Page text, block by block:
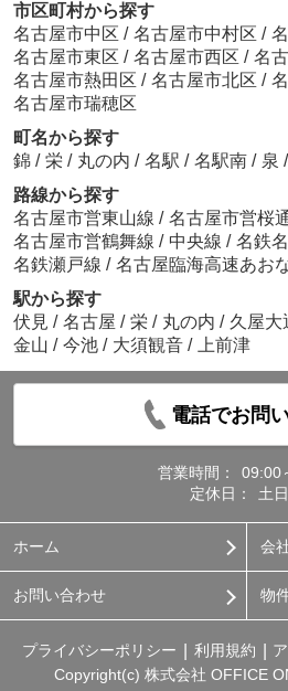
市区町村から探す
名古屋市中区 / 名古屋市中村区 /
名古屋市東区 / 名古屋市西区 / 名
名古屋市熱田区 / 名古屋市北区 /
名古屋市瑞穂区
町名から探す
錦 / 栄 / 丸の内 / 名駅 / 名駅南 / 泉 /
路線から探す
名古屋市営東山線 / 名古屋市営桜
名古屋市営鶴舞線 / 中央線 / 名鉄
名鉄瀬戸線 / 名古屋臨海高速あお
駅から探す
伏見 / 名古屋 / 栄 / 丸の内 / 久屋大
金山 / 今池 / 大須観音 / 上前津
電話でお問
営業時間：
09:00
定休日：
土
ホーム 会
お問い合わせ 物
プライバシーポリシー 利用規約
Copyright(c) 株式会社 OFFICE